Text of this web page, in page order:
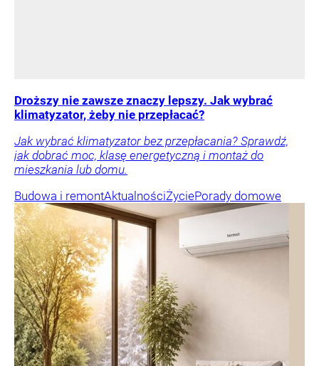
Droższy nie zawsze znaczy lepszy. Jak wybrać
klimatyzator, żeby nie przepłacać?
Jak wybrać klimatyzator bez przepłacania? Sprawdź,
jak dobrać moc, klasę energetyczną i montaż do
mieszkania lub domu.
Budowa i remontAktualnościŻyciePorady domowe